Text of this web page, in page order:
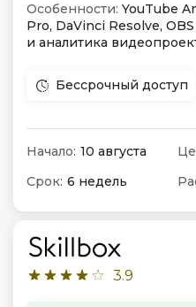
Особенности: YouTube
Pro, DaVinci Resolve,
и аналитика
Бессрочный доступ
Начало: 10 августа
Срок: 6 недель
3.9